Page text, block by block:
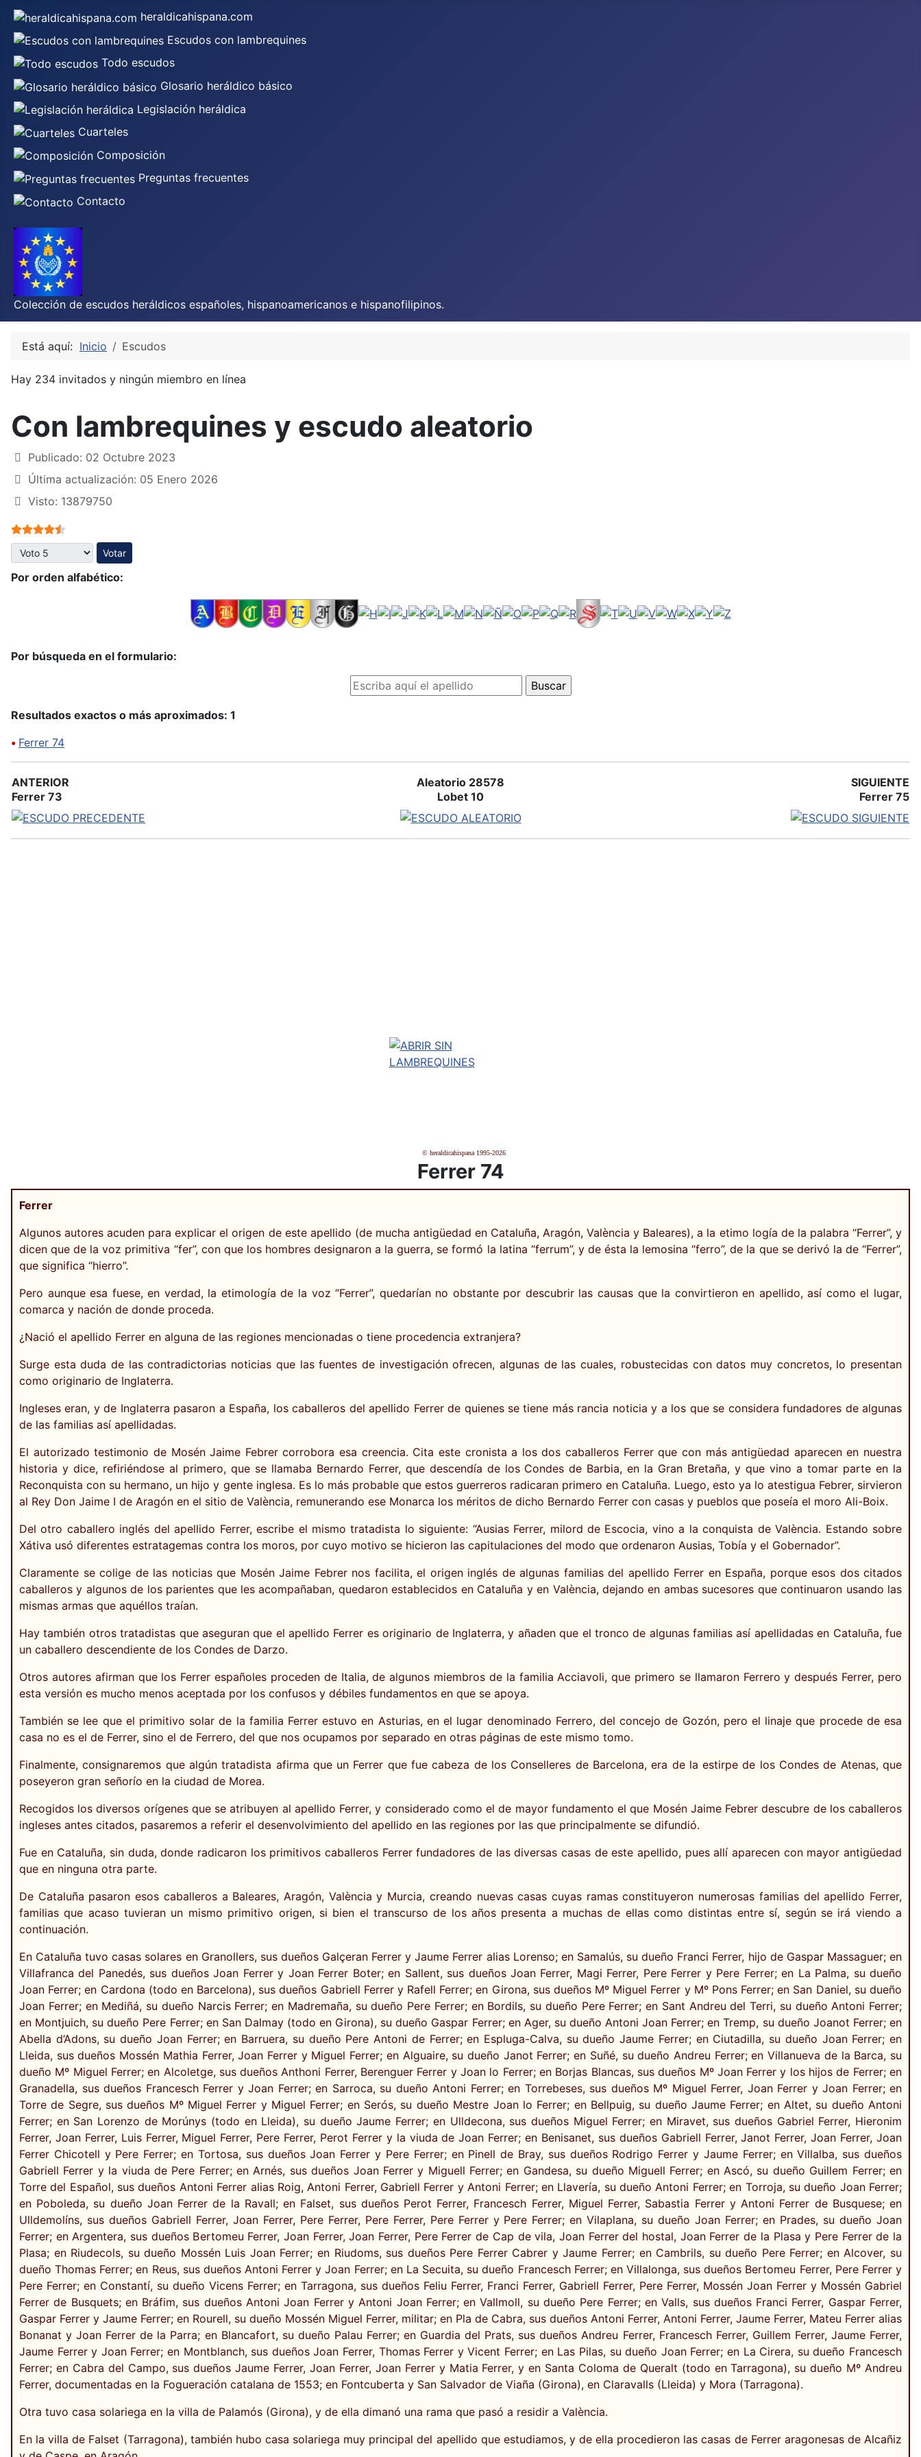
heraldicahispana.com
Escudos con lambrequines
Todo escudos
Glosario heráldico básico
Legislación heráldica
Cuarteles
Composición
Preguntas frecuentes
Contacto
Colección de escudos heráldicos españoles, hispanoamericanos e hispanofilipinos.
Está aquí: Inicio Escudos
Hay 234 invitados y ningún miembro en línea
Con lambrequines y escudo aleatorio
Publicado: 02 Octubre 2023
Última actualización: 05 Enero 2026
Visto: 13879750
Ratio:4.5/
Por favor, vote
Por orden alfabético:
Por búsqueda en el formulario:
Resultados exactos o más aproximados: 1
• Ferrer 74
ANTERIOR
Ferrer 73
Aleatorio 28578
Lobet 10
SIGUIENTE
Ferrer 75
© heraldicahispana 1995-2026
Ferrer 74
Ferrer
Algunos autores acuden para explicar el origen de este apellido (de mucha antigüedad en Cataluña, Aragón, València y Baleares), a la etimo logía de la palabra “Ferrer”, y
dicen que de la voz primitiva “fer”, con que los hombres designaron a la guerra, se formó la latina “ferrum”, y de ésta la lemosina “ferro”, de la que se derivó la de “Ferrer”,
que significa “hierro”.
Pero aunque esa fuese, en verdad, la etimología de la voz “Ferrer”, quedarían no obstante por descubrir las causas que la convirtieron en apellido, así como el lugar,
comarca y nación de donde proceda.
¿Nació el apellido Ferrer en alguna de las regiones mencionadas o tiene procedencia extranjera?
Surge esta duda de las contradictorias noticias que las fuentes de investigación ofrecen, algunas de las cuales, robustecidas con datos muy concretos, lo presentan
como originario de Inglaterra.
Ingleses eran, y de Inglaterra pasaron a España, los caballeros del apellido Ferrer de quienes se tiene más rancia noticia y a los que se considera fundadores de algunas
de las familias así apellidadas.
El autorizado testimonio de Mosén Jaime Febrer corrobora esa creencia. Cita este cronista a los dos caballeros Ferrer que con más antigüedad aparecen en nuestra
historia y dice, refiriéndose al primero, que se llamaba Bernardo Ferrer, que descendía de los Condes de Barbia, en la Gran Bretaña, y que vino a tomar parte en la
Reconquista con su hermano, un hijo y gente inglesa. Es lo más probable que estos guerreros radicaran primero en Cataluña. Luego, esto ya lo atestigua Febrer, sirvieron
al Rey Don Jaime I de Aragón en el sitio de València, remunerando ese Monarca los méritos de dicho Bernardo Ferrer con casas y pueblos que poseía el moro Ali-Boix.
Del otro caballero inglés del apellido Ferrer, escribe el mismo tratadista lo siguiente: “Ausias Ferrer, milord de Escocia, vino a la conquista de València. Estando sobre
Xátiva usó diferentes estratagemas contra los moros, por cuyo motivo se hicieron las capitulaciones del modo que ordenaron Ausias, Tobía y el Gobernador”.
Claramente se colige de las noticias que Mosén Jaime Febrer nos facilita, el origen inglés de algunas familias del apellido Ferrer en España, porque esos dos citados
caballeros y algunos de los parientes que les acompañaban, quedaron establecidos en Cataluña y en València, dejando en ambas sucesores que continuaron usando las
mismas armas que aquéllos traían.
Hay también otros tratadistas que aseguran que el apellido Ferrer es originario de Inglaterra, y añaden que el tronco de algunas familias así apellidadas en Cataluña, fue
un caballero descendiente de los Condes de Darzo.
Otros autores afirman que los Ferrer españoles proceden de Italia, de algunos miembros de la familia Acciavoli, que primero se llamaron Ferrero y después Ferrer, pero
esta versión es mucho menos aceptada por los confusos y débiles fundamentos en que se apoya.
También se lee que el primitivo solar de la familia Ferrer estuvo en Asturias, en el lugar denominado Ferrero, del concejo de Gozón, pero el linaje que procede de esa
casa no es el de Ferrer, sino el de Ferrero, del que nos ocupamos por separado en otras páginas de este mismo tomo.
Finalmente, consignaremos que algún tratadista afirma que un Ferrer que fue cabeza de los Conselleres de Barcelona, era de la estirpe de los Condes de Atenas, que
poseyeron gran señorío en la ciudad de Morea.
Recogidos los diversos orígenes que se atribuyen al apellido Ferrer, y considerado como el de mayor fundamento el que Mosén Jaime Febrer descubre de los caballeros
ingleses antes citados, pasaremos a referir el desenvolvimiento del apellido en las regiones por las que principalmente se difundió.
Fue en Cataluña, sin duda, donde radicaron los primitivos caballeros Ferrer fundadores de las diversas casas de este apellido, pues allí aparecen con mayor antigüedad
que en ninguna otra parte.
De Cataluña pasaron esos caballeros a Baleares, Aragón, València y Murcia, creando nuevas casas cuyas ramas constituyeron numerosas familias del apellido Ferrer,
familias que acaso tuvieran un mismo primitivo origen, si bien el transcurso de los años presenta a muchas de ellas como distintas entre sí, según se irá viendo a
continuación.
En Cataluña tuvo casas solares en Granollers, sus dueños Galçeran Ferrer y Jaume Ferrer alias Lorenso; en Samalús, su dueño Franci Ferrer, hijo de Gaspar Massaguer; en
Villafranca del Panedés, sus dueños Joan Ferrer y Joan Ferrer Boter; en Sallent, sus dueños Joan Ferrer, Magi Ferrer, Pere Ferrer y Pere Ferrer; en La Palma, su dueño
Joan Ferrer; en Cardona (todo en Barcelona), sus dueños Gabriell Ferrer y Rafell Ferrer; en Girona, sus dueños Mº Miguel Ferrer y Mº Pons Ferrer; en San Daniel, su dueño
Joan Ferrer; en Mediñá, su dueño Narcis Ferrer; en Madremaña, su dueño Pere Ferrer; en Bordils, su dueño Pere Ferrer; en Sant Andreu del Terri, su dueño Antoni Ferrer;
en Montjuich, su dueño Pere Ferrer; en San Dalmay (todo en Girona), su dueño Gaspar Ferrer; en Ager, su dueño Antoni Joan Ferrer; en Tremp, su dueño Joanot Ferrer; en
Abella d’Adons, su dueño Joan Ferrer; en Barruera, su dueño Pere Antoni de Ferrer; en Espluga-Calva, su dueño Jaume Ferrer; en Ciutadilla, su dueño Joan Ferrer; en
Lleida, sus dueños Mossén Mathia Ferrer, Joan Ferrer y Miguel Ferrer; en Alguaire, su dueño Janot Ferrer; en Suñé, su dueño Andreu Ferrer; en Villanueva de la Barca, su
dueño Mº Miguel Ferrer; en Alcoletge, sus dueños Anthoni Ferrer, Berenguer Ferrer y Joan lo Ferrer; en Borjas Blancas, sus dueños Mº Joan Ferrer y los hijos de Ferrer; en
Granadella, sus dueños Francesch Ferrer y Joan Ferrer; en Sarroca, su dueño Antoni Ferrer; en Torrebeses, sus dueños Mº Miguel Ferrer, Joan Ferrer y Joan Ferrer; en
Torre de Segre, sus dueños Mº Miguel Ferrer y Miguel Ferrer; en Serós, su dueño Mestre Joan lo Ferrer; en Bellpuig, su dueño Jaume Ferrer; en Altet, su dueño Antoni
Ferrer; en San Lorenzo de Morúnys (todo en Lleida), su dueño Jaume Ferrer; en Ulldecona, sus dueños Miguel Ferrer; en Miravet, sus dueños Gabriel Ferrer, Hieronim
Ferrer, Joan Ferrer, Luis Ferrer, Miguel Ferrer, Pere Ferrer, Perot Ferrer y la viuda de Joan Ferrer; en Benisanet, sus dueños Gabriell Ferrer, Janot Ferrer, Joan Ferrer, Joan
Ferrer Chicotell y Pere Ferrer; en Tortosa, sus dueños Joan Ferrer y Pere Ferrer; en Pinell de Bray, sus dueños Rodrigo Ferrer y Jaume Ferrer; en Villalba, sus dueños
Gabriell Ferrer y la viuda de Pere Ferrer; en Arnés, sus dueños Joan Ferrer y Miguell Ferrer; en Gandesa, su dueño Miguell Ferrer; en Ascó, su dueño Guillem Ferrer; en
Torre del Español, sus dueños Antoni Ferrer alias Roig, Antoni Ferrer, Gabriell Ferrer y Antoni Ferrer; en Llavería, su dueño Antoni Ferrer; en Torroja, su dueño Joan Ferrer;
en Poboleda, su dueño Joan Ferrer de la Ravall; en Falset, sus dueños Perot Ferrer, Francesch Ferrer, Miguel Ferrer, Sabastia Ferrer y Antoni Ferrer de Busquese; en
Ulldemolíns, sus dueños Gabriell Ferrer, Joan Ferrer, Pere Ferrer, Pere Ferrer, Pere Ferrer y Pere Ferrer; en Vilaplana, su dueño Joan Ferrer; en Prades, su dueño Joan
Ferrer; en Argentera, sus dueños Bertomeu Ferrer, Joan Ferrer, Joan Ferrer, Pere Ferrer de Cap de vila, Joan Ferrer del hostal, Joan Ferrer de la Plasa y Pere Ferrer de la
Plasa; en Riudecols, su dueño Mossén Luis Joan Ferrer; en Riudoms, sus dueños Pere Ferrer Cabrer y Jaume Ferrer; en Cambrils, su dueño Pere Ferrer; en Alcover, su
dueño Thomas Ferrer; en Reus, sus dueños Antoni Ferrer y Joan Ferrer; en La Secuita, su dueño Francesch Ferrer; en Villalonga, sus dueños Bertomeu Ferrer, Pere Ferrer y
Pere Ferrer; en Constantí, su dueño Vicens Ferrer; en Tarragona, sus dueños Feliu Ferrer, Franci Ferrer, Gabriell Ferrer, Pere Ferrer, Mossén Joan Ferrer y Mossén Gabriel
Ferrer de Busquets; en Bráfim, sus dueños Antoni Joan Ferrer y Antoni Joan Ferrer; en Vallmoll, su dueño Pere Ferrer; en Valls, sus dueños Franci Ferrer, Gaspar Ferrer,
Gaspar Ferrer y Jaume Ferrer; en Rourell, su dueño Mossén Miguel Ferrer, militar; en Pla de Cabra, sus dueños Antoni Ferrer, Antoni Ferrer, Jaume Ferrer, Mateu Ferrer alias
Bonanat y Joan Ferrer de la Parra; en Blancafort, su dueño Palau Ferrer; en Guardia del Prats, sus dueños Andreu Ferrer, Francesch Ferrer, Guillem Ferrer, Jaume Ferrer,
Jaume Ferrer y Joan Ferrer; en Montblanch, sus dueños Joan Ferrer, Thomas Ferrer y Vicent Ferrer; en Las Pilas, su dueño Joan Ferrer; en La Cirera, su dueño Francesch
Ferrer; en Cabra del Campo, sus dueños Jaume Ferrer, Joan Ferrer, Joan Ferrer y Matia Ferrer, y en Santa Coloma de Queralt (todo en Tarragona), su dueño Mº Andreu
Ferrer, documentadas en la Fogueración catalana de 1553; en Fontcuberta y San Salvador de Viaña (Girona), en Claravalls (Lleida) y Mora (Tarragona).
Otra tuvo casa solariega en la villa de Palamós (Girona), y de ella dimanó una rama que pasó a residir a València.
En la villa de Falset (Tarragona), también hubo casa solariega muy principal del apellido que estudiamos, y de ella procedieron las casas de Ferrer aragonesas de Alcañiz